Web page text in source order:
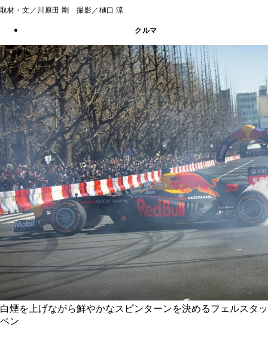
取材・文／川原田 剛 撮影／樋口 涼
クルマ
白煙を上げながら鮮やかなスピンターンを決めるフェルスタッ
ペン